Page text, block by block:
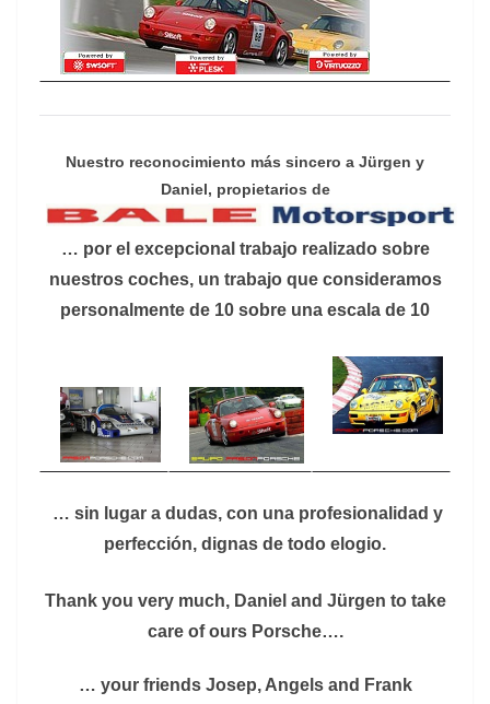
Nuestro reconocimiento más sincero a Jürgen y
Daniel, propietarios de
… por el excepcional trabajo realizado sobre
nuestros coches, un trabajo que consideramos
personalmente de 10 sobre una escala de 10
… sin lugar a dudas, con una profesionalidad y
perfección, dignas de todo elogio.
Thank you very much, Daniel and Jürgen to take
care of ours Porsche….
… your friends Josep, Angels and Frank